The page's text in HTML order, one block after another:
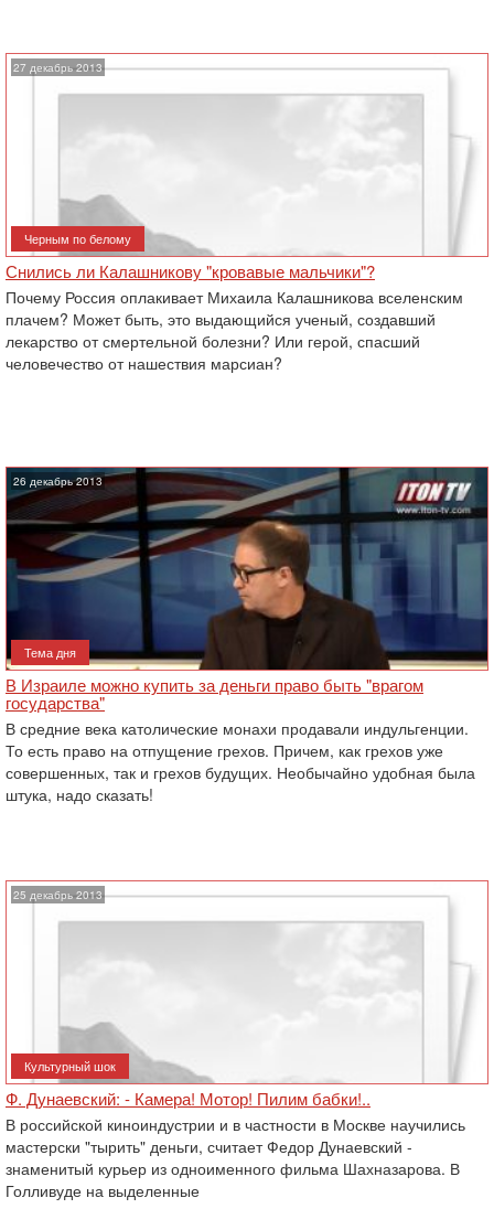
27 декабрь 2013
Черным по белому
Снились ли Калашникову "кровавые мальчики"?
Почему Россия оплакивает Михаила Калашникова вселенским
плачем? Может быть, это выдающийся ученый, создавший
лекарство от смертельной болезни? Или герой, спасший
человечество от нашествия марсиан?
26 декабрь 2013
Тема дня
В Израиле можно купить за деньги право быть "врагом
государства"
В средние века католические монахи продавали индульгенции.
То есть право на отпущение грехов. Причем, как грехов уже
совершенных, так и грехов будущих. Необычайно удобная была
штука, надо сказать!
25 декабрь 2013
Культурный шок
Ф. Дунаевский: - Камера! Мотор! Пилим бабки!..
В российской киноиндустрии и в частности в Москве научились
мастерски "тырить" деньги, считает Федор Дунаевский -
знаменитый курьер из одноименного фильма Шахназарова. В
Голливуде на выделенные